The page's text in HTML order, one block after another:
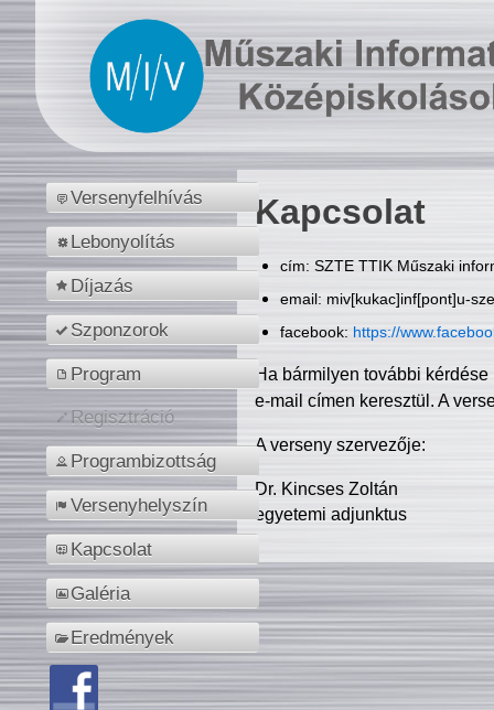
Versenyfelhívás
Lebonyolítás
Díjazás
Szponzorok
Program
Regisztráció
Programbizottság
Versenyhelyszín
Kapcsolat
Galéria
Eredmények
Kapcsolat
cím: SZTE TTIK Műszaki
email: miv[kukac]inf[pont]u-
facebook: https://
Ha bármilyen további
e-mail címen keresztül. A
A verseny szervezője:
Dr. Kincses Zoltán
egyetemi adjunktus